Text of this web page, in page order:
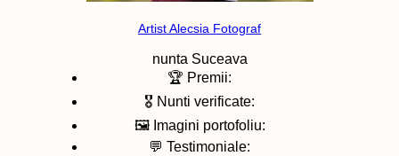
Artist Alecsia Fotograf
nunta Suceava
🏆 Premii:
🎖️ Nunti verificate:
🖼️ Imagini portofoliu:
💬 Testimoniale: